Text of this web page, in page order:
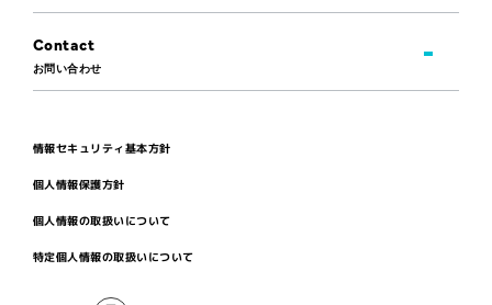
Contact
お問い合わせ
情報セキュリティ基本方針
個人情報保護方針
個人情報の取扱いについて
特定個人情報の取扱いについて